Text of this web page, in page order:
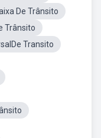
De Trânsito
Trânsito
Transito